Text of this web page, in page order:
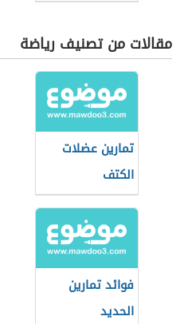
مقالات من تصنيف رياضة
تمارين عضلات
الكتف
فوائد تمارين
الحديد